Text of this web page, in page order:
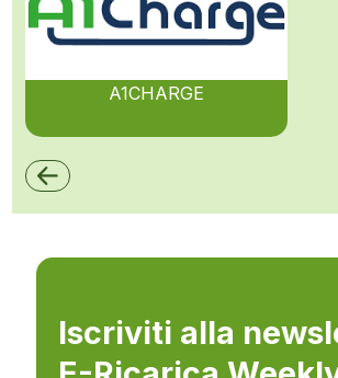
A1CHARGE
Iscriviti alla